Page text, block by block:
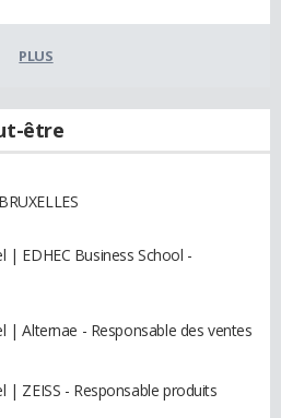
PLUS
être
| EDHEC Business School -
| Alternae - Responsable des ventes
| ZEISS - Responsable produits